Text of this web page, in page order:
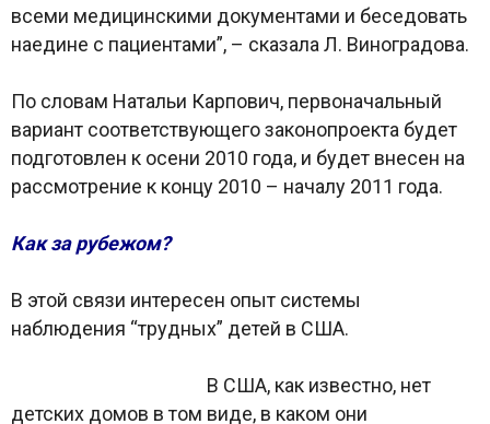
всеми медицинскими документами и беседовать
наедине с пациентами”, – сказала Л. Виноградова.
По словам Натальи Карпович, первоначальный
вариант соответствующего законопроекта будет
подготовлен к осени 2010 года, и будет внесен на
рассмотрение к концу 2010 – началу 2011 года.
Как за рубежом?
В этой связи интересен опыт системы
наблюдения “трудных” детей в США.
В США, как известно, нет
детских домов в том виде, в каком они